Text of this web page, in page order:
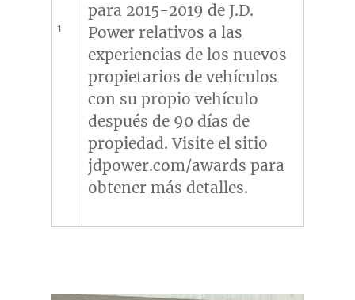
1
para 2015-2019 de J.D.
Power relativos a las
experiencias de los nuevos
propietarios de vehículos
con su propio vehículo
después de 90 días de
propiedad. Visite el sitio
jdpower.com/awards para
obtener más detalles.